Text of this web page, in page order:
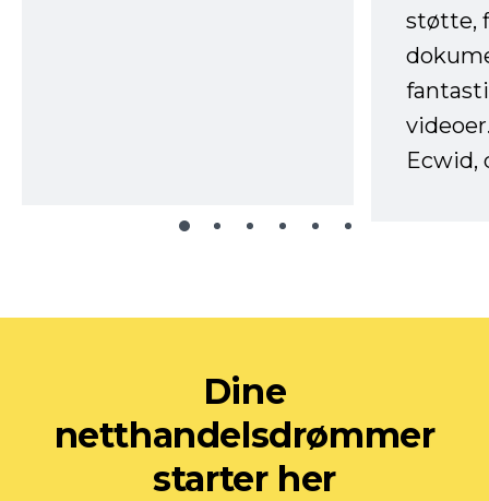
støtte,
Ecwid,
Dine
netthandelsdrømmer
starter her